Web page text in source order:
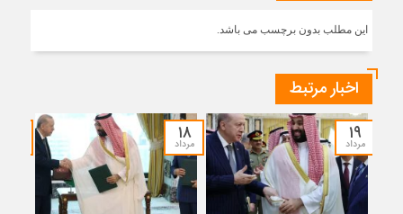
این مطلب بدون برچسب می باشد.
اخبار مرتبط
۱۹
مرداد ۱۸
مرداد